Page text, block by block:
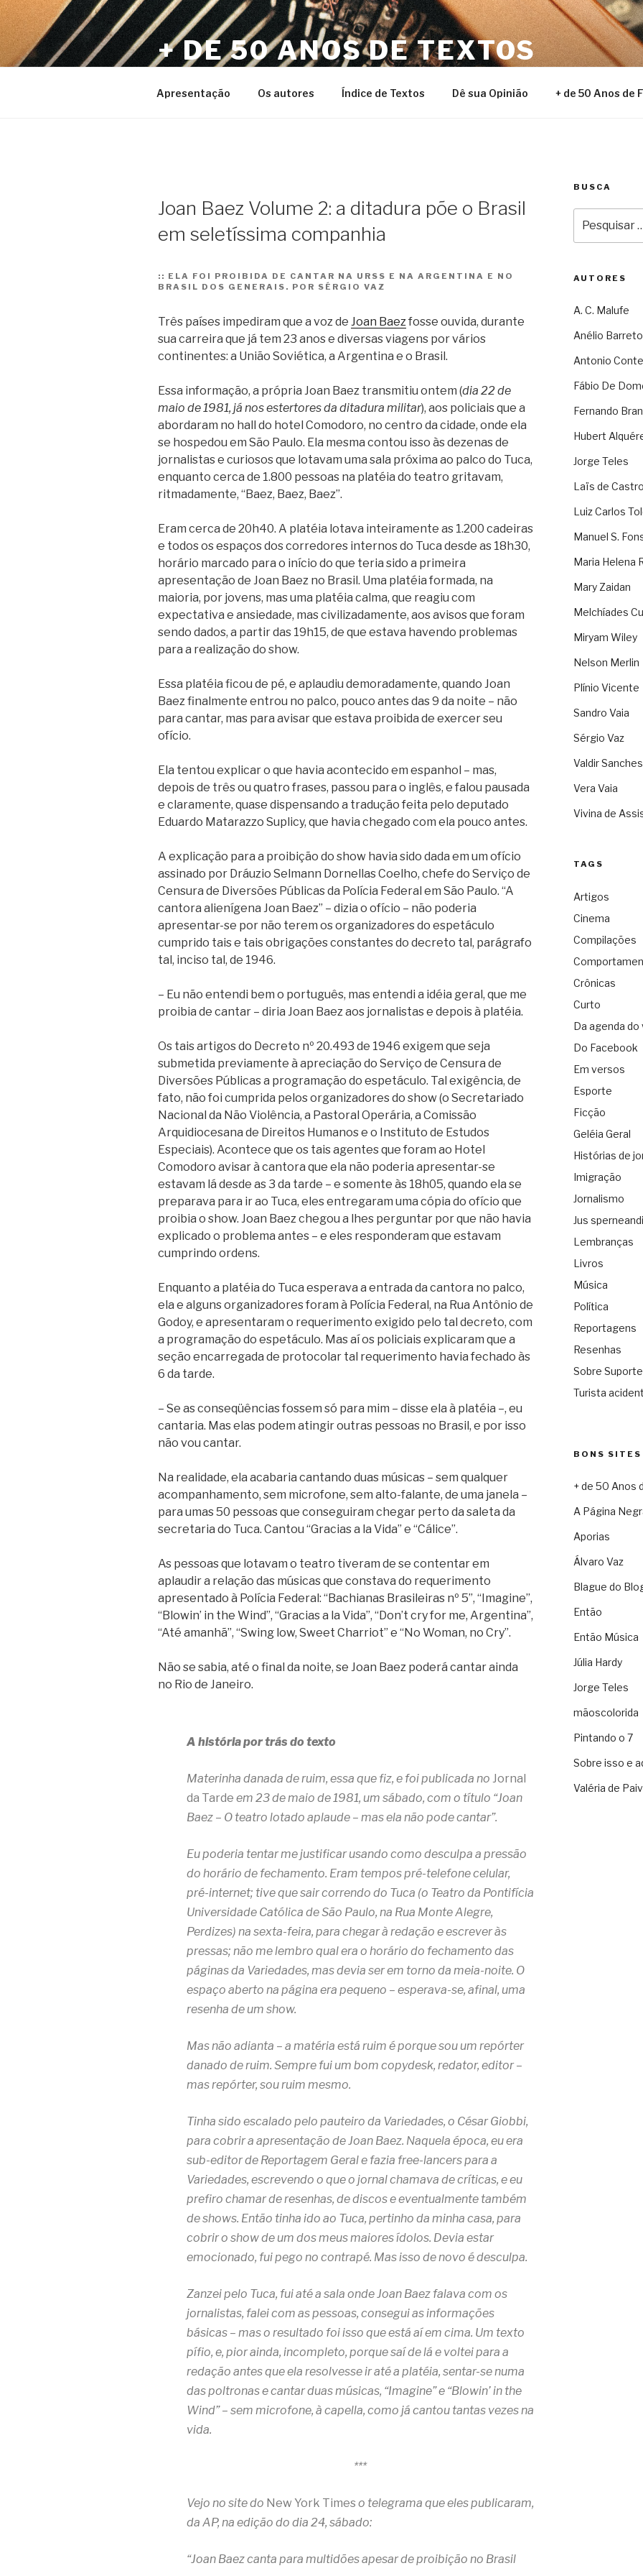
Pular
para
o
conteúdo
+ DE 50 ANOS DE TEXTOS
Apresentação Os autores Índice de Textos Dê sua Opinião + de 50 Anos de
Joan Baez Volume 2: a ditadura põe o Brasil
em seletíssima companhia
:: ELA FOI PROIBIDA DE CANTAR NA URSS E NA ARGENTINA E NO
BRASIL DOS GENERAIS. POR SÉRGIO VAZ
Três países impediram que a voz de Joan Baez fosse ouvida, durante
sua carreira que já tem 23 anos e diversas viagens por vários
continentes: a União Soviética, a Argentina e o Brasil.
Essa informação, a própria Joan Baez transmitiu ontem (dia 22 de
maio de 1981, já nos estertores da ditadura militar), aos policiais que a
abordaram no hall do hotel Comodoro, no centro da cidade, onde ela
se hospedou em São Paulo. Ela mesma contou isso às dezenas de
jornalistas e curiosos que lotavam uma sala próxima ao palco do Tuca,
enquanto cerca de 1.800 pessoas na platéia do teatro gritavam,
ritmadamente, “Baez, Baez, Baez”.
Eram cerca de 20h40. A platéia lotava inteiramente as 1.200 cadeiras
e todos os espaços dos corredores internos do Tuca desde as 18h30,
horário marcado para o início do que teria sido a primeira
apresentação de Joan Baez no Brasil. Uma platéia formada, na
maioria, por jovens, mas uma platéia calma, que reagiu com
expectativa e ansiedade, mas civilizadamente, aos avisos que foram
sendo dados, a partir das 19h15, de que estava havendo problemas
para a realização do show.
Essa platéia ficou de pé, e aplaudiu demoradamente, quando Joan
Baez finalmente entrou no palco, pouco antes das 9 da noite – não
para cantar, mas para avisar que estava proibida de exercer seu
ofício.
Ela tentou explicar o que havia acontecido em espanhol – mas,
depois de três ou quatro frases, passou para o inglês, e falou pausada
e claramente, quase dispensando a tradução feita pelo deputado
Eduardo Matarazzo Suplicy, que havia chegado com ela pouco antes.
A explicação para a proibição do show havia sido dada em um ofício
assinado por Dráuzio Selmann Dornellas Coelho, chefe do Serviço de
Censura de Diversões Públicas da Polícia Federal em São Paulo. “A
cantora alienígena Joan Baez” – dizia o ofício – não poderia
apresentar-se por não terem os organizadores do espetáculo
cumprido tais e tais obrigações constantes do decreto tal, parágrafo
tal, inciso tal, de 1946.
– Eu não entendi bem o português, mas entendi a idéia geral, que me
proibia de cantar – diria Joan Baez aos jornalistas e depois à platéia.
Os tais artigos do Decreto nº 20.493 de 1946 exigem que seja
submetida previamente à apreciação do Serviço de Censura de
Diversões Públicas a programação do espetáculo. Tal exigência, de
fato, não foi cumprida pelos organizadores do show (o Secretariado
Nacional da Não Violência, a Pastoral Operária, a Comissão
Arquidiocesana de Direitos Humanos e o Instituto de Estudos
Especiais). Acontece que os tais agentes que foram ao Hotel
Comodoro avisar à cantora que ela não poderia apresentar-se
estavam lá desde as 3 da tarde – e somente às 18h05, quando ela se
preparava para ir ao Tuca, eles entregaram uma cópia do ofício que
proibia o show. Joan Baez chegou a lhes perguntar por que não havia
explicado o problema antes – e eles responderam que estavam
cumprindo ordens.
Enquanto a platéia do Tuca esperava a entrada da cantora no palco,
ela e alguns organizadores foram à Polícia Federal, na Rua Antônio de
Godoy, e apresentaram o requerimento exigido pelo tal decreto, com
a programação do espetáculo. Mas aí os policiais explicaram que a
seção encarregada de protocolar tal requerimento havia fechado às
6 da tarde.
– Se as conseqüências fossem só para mim – disse ela à platéia –, eu
cantaria. Mas elas podem atingir outras pessoas no Brasil, e por isso
não vou cantar.
Na realidade, ela acabaria cantando duas músicas – sem qualquer
acompanhamento, sem microfone, sem alto-falante, de uma janela –
para umas 50 pessoas que conseguiram chegar perto da saleta da
secretaria do Tuca. Cantou “Gracias a la Vida” e “Cálice”.
As pessoas que lotavam o teatro tiveram de se contentar em
aplaudir a relação das músicas que constava do requerimento
apresentado à Polícia Federal: “Bachianas Brasileiras nº 5”, “Imagine”,
“Blowin’ in the Wind”, “Gracias a la Vida”, “Don’t cry for me, Argentina”,
“Até amanhã”, “Swing low, Sweet Charriot” e “No Woman, no Cry”.
Não se sabia, até o final da noite, se Joan Baez poderá cantar ainda
no Rio de Janeiro.
A história por trás do texto
Materinha danada de ruim, essa que fiz, e foi publicada no Jornal
da Tarde em 23 de maio de 1981, um sábado, com o título “Joan
Baez – O teatro lotado aplaude – mas ela não pode cantar”.
Eu poderia tentar me justificar usando como desculpa a pressão
do horário de fechamento. Eram tempos pré-telefone celular,
pré-internet; tive que sair correndo do Tuca (o Teatro da Pontifícia
Universidade Católica de São Paulo, na Rua Monte Alegre,
Perdizes) na sexta-feira, para chegar à redação e escrever às
pressas; não me lembro qual era o horário do fechamento das
páginas da Variedades, mas devia ser em torno da meia-noite. O
espaço aberto na página era pequeno – esperava-se, afinal, uma
resenha de um show.
Mas não adianta – a matéria está ruim é porque sou um repórter
danado de ruim. Sempre fui um bom copydesk, redator, editor –
mas repórter, sou ruim mesmo.
Tinha sido escalado pelo pauteiro da Variedades, o César Giobbi,
para cobrir a apresentação de Joan Baez. Naquela época, eu era
sub-editor de Reportagem Geral e fazia free-lancers para a
Variedades, escrevendo o que o jornal chamava de críticas, e eu
prefiro chamar de resenhas, de discos e eventualmente também
de shows. Então tinha ido ao Tuca, pertinho da minha casa, para
cobrir o show de um dos meus maiores ídolos. Devia estar
emocionado, fui pego no contrapé. Mas isso de novo é desculpa.
Zanzei pelo Tuca, fui até a sala onde Joan Baez falava com os
jornalistas, falei com as pessoas, consegui as informações
básicas – mas o resultado foi isso que está aí em cima. Um texto
pífio, e, pior ainda, incompleto, porque saí de lá e voltei para a
redação antes que ela resolvesse ir até a platéia, sentar-se numa
das poltronas e cantar duas músicas, “Imagine” e “Blowin’ in the
Wind” – sem microfone, à capella, como já cantou tantas vezes na
vida.
***
Vejo no site do New York Times o telegrama que eles publicaram,
da AP, na edição do dia 24, sábado:
“Joan Baez canta para multidões apesar de proibição no Brasil
BUSCA
por:
AUTORES
A. C. Malufe
Anélio Barreto
Antonio
Fábio De
Fernando
Hubert
Jorge Teles
Laïs de Castro
Luiz Carlos
Manuel S.
Maria Helena
Mary Zaidan
Melchíades
Miryam Wiley
Nelson Merlin
Plínio Vicente
Sandro Vaia
Sérgio Vaz
Valdir Sanches
Vera Vaia
Vivina de
TAGS
Artigos
Cinema
Compilações
Crônicas
Curto
Da agenda do
Do Facebook
Em versos
Esporte
Ficção
Geléia Geral
Histórias de
Imigração
Jornalismo
Jus sperneandi
Lembranças
Livros
Música
Política
Reportagens
Resenhas
Sobre
Turista
BONS SITES
+ de 50 Anos
A Página
Aporias
Álvaro Vaz
Blague do
Então
Então Música
Júlia Hardy
Jorge Teles
mãoscolorida
Pintando o 7
Sobre isso e
Valéria de